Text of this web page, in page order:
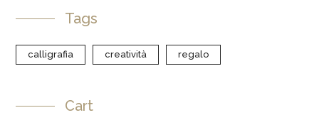
Tags
calligrafia creatività regalo
Cart